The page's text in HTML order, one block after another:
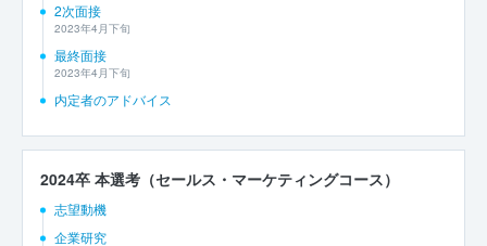
2次面接
2023年4月下旬
最終面接
2023年4月下旬
内定者のアドバイス
2024卒 本選考（セールス・マーケティングコース）
志望動機
企業研究